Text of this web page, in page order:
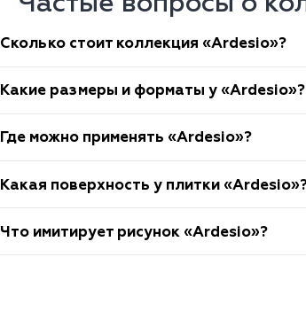
Сколько стоит коллекция «Ardesio»?
Какие размеры и форматы у «Ardesio»?
Где можно применять «Ardesio»?
Какая поверхность у плитки
Что имитирует рисунок «Ardesio»?